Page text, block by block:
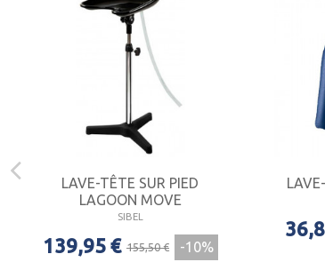
LAVE-TÊTE SUR PIED
LAGOON MOVE
SIBEL
139,95 € 155,50 € -10%